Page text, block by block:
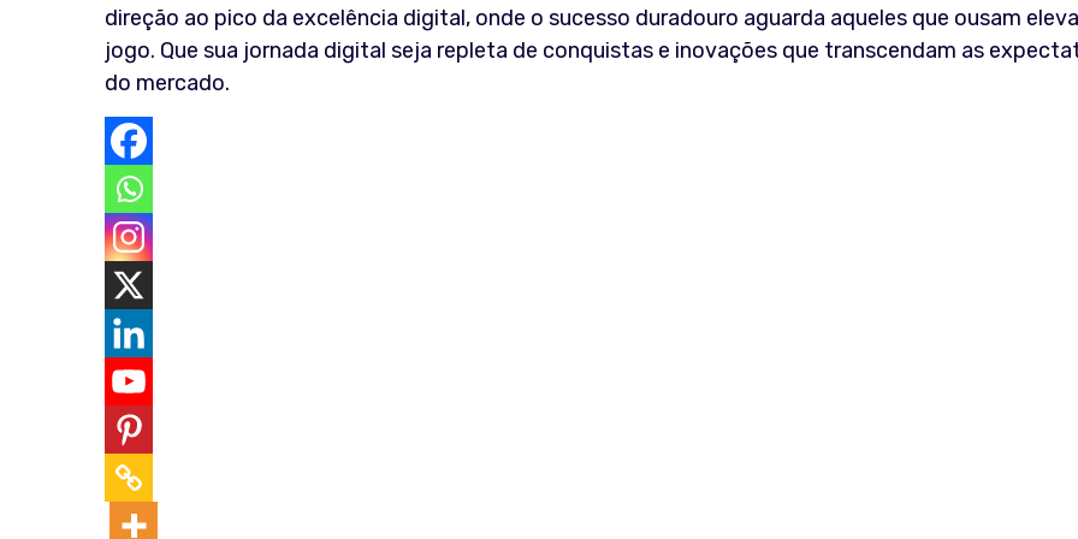
direção ao pico da excelência digital, onde o sucesso duradouro aguarda aqueles que ousam
jogo. Que sua jornada digital seja repleta de conquistas e inovações que transcendam as
do mercado.